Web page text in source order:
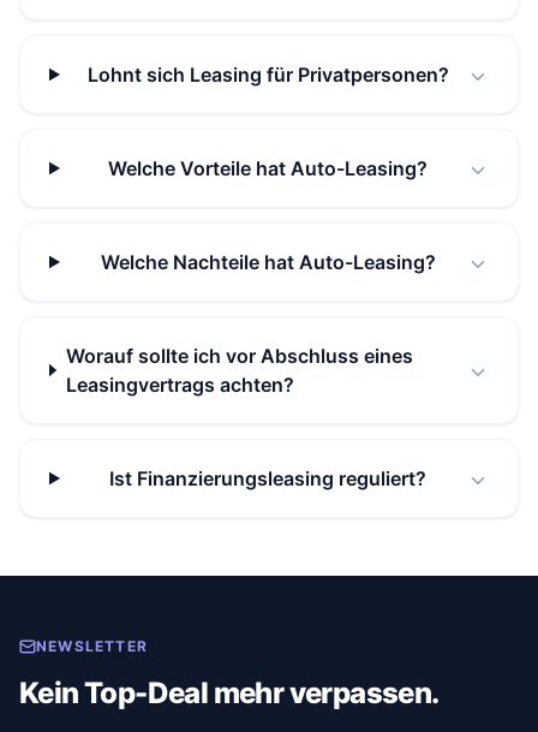
Lohnt sich Leasing für Privatpersonen?
Welche Vorteile hat Auto-Leasing?
Welche Nachteile hat Auto-Leasing?
Worauf sollte ich vor Abschluss eines
Leasingvertrags achten?
Ist Finanzierungsleasing reguliert?
NEWSLETTER
Kein Top-Deal mehr verpassen.